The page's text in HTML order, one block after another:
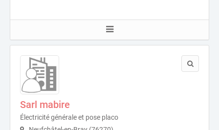
Sarl mabire
Électricité générale et pose placo